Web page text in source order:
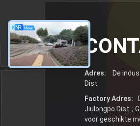
Adres:
De
Dist.
Factory Adres:
Jiulongpo Dist. ;
voor geschikte